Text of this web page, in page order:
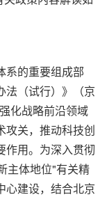
的重要组成部
法（试行）》（京
化战略前沿领域
攻关，推动科技创
作用。为深入贯彻
主体地位"有关精
心建设，结合北京